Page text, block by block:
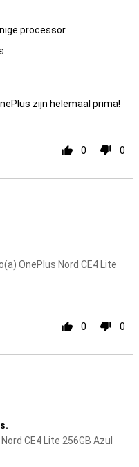
processor
zijn helemaal prima!
0 0
OnePlus Nord CE4 Lite
0 0
CE4 Lite 256GB Azul